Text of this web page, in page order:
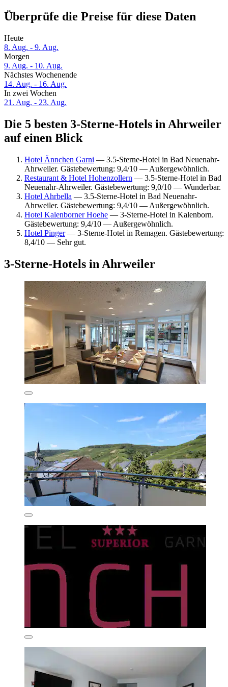
Überprüfe die Preise für diese Daten
Heute
8. Aug. - 9. Aug.
Morgen
9. Aug. - 10. Aug.
Nächstes Wochenende
14. Aug. - 16. Aug.
In zwei Wochen
21. Aug. - 23. Aug.
Die 5 besten 3-Sterne-Hotels in Ahrweiler
auf einen Blick
Hotel Ännchen Garni — 3.5-Sterne-Hotel in Bad Neuenahr-
Ahrweiler. Gästebewertung: 9,4/10 — Außergewöhnlich.
Restaurant & Hotel Hohenzollern — 3.5-Sterne-Hotel in Bad
Neuenahr-Ahrweiler. Gästebewertung: 9,0/10 — Wunderbar.
Hotel Ahrbella — 3.5-Sterne-Hotel in Bad Neuenahr-
Ahrweiler. Gästebewertung: 9,4/10 — Außergewöhnlich.
Hotel Kalenborner Hoehe — 3-Sterne-Hotel in Kalenborn.
Gästebewertung: 9,4/10 — Außergewöhnlich.
Hotel Pinger— 3-Sterne-Hotel in Remagen. Gästebewertung:
8,4/10 — Sehr gut.
3-Sterne-Hotels in Ahrweiler